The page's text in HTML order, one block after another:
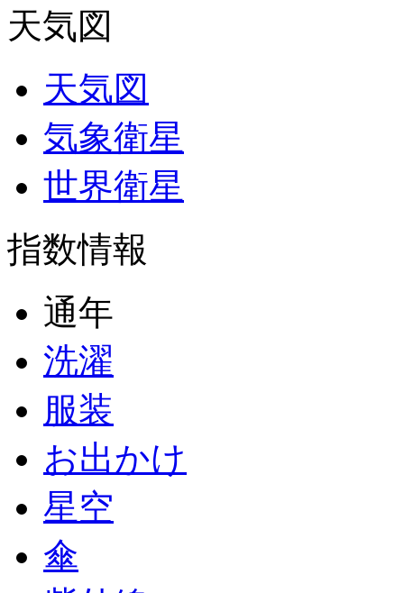
天気図
天気図
気象衛星
世界衛星
指数情報
通年
洗濯
服装
お出かけ
星空
傘